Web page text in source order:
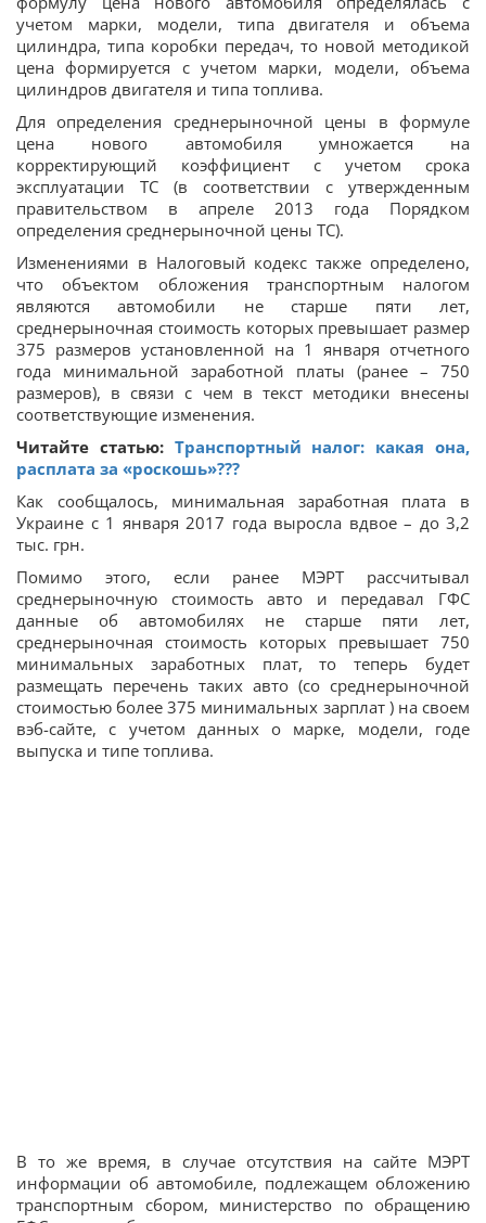
учетом марки, модели, типа двигателя и объема
цилиндра, типа коробки передач, то новой методикой
цена формируется с учетом марки, модели, объема
цилиндров двигателя и типа топлива.
Для определения среднерыночной цены в формуле
цена нового автомобиля умножается на
корректирующий коэффициент с учетом срока
эксплуатации ТС (в соответствии с утвержденным
правительством в апреле 2013 года Порядком
определения среднерыночной цены ТС).
Изменениями в Налоговый кодекс также определено,
что объектом обложения транспортным налогом
являются автомобили не старше пяти лет,
среднерыночная стоимость которых превышает размер
375 размеров установленной на 1 января отчетного
года минимальной заработной платы (ранее – 750
размеров), в связи с чем в текст методики внесены
соответствующие изменения.
Читайте статью: Транспортный налог: какая она,
расплата за «роскошь»???
Как сообщалось, минимальная заработная плата в
Украине с 1 января 2017 года выросла вдвое – до 3,2
тыс. грн.
Помимо этого, если ранее МЭРТ рассчитывал
среднерыночную стоимость авто и передавал ГФС
данные об автомобилях не старше пяти лет,
среднерыночная стоимость которых превышает 750
минимальных заработных плат, то теперь будет
размещать перечень таких авто (со среднерыночной
стоимостью более 375 минимальных зарплат ) на своем
вэб-сайте, с учетом данных о марке, модели, годе
выпуска и типе топлива.
В то же время, в случае отсутствия на сайте МЭРТ
информации об автомобиле, подлежащем обложению
транспортным сбором, министерство по обращению